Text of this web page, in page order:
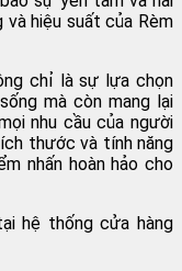
hiệu suất của Rèm
chỉ là sự lựa chọn
mà còn mang lại
nhu cầu của người
thước và tính năng
nhấn hoàn hảo cho
hệ thống cửa hàng